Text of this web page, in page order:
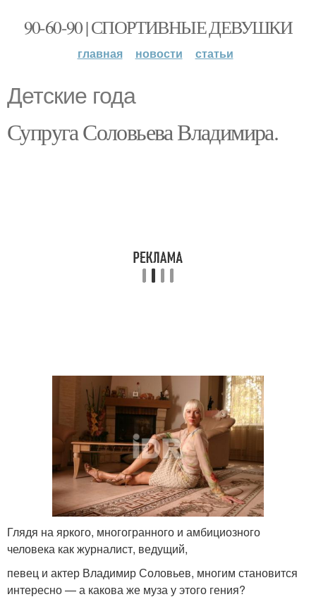
90-60-90 | СПОРТИВНЫЕ ДЕВУШКИ
главная новости статьи
Детские года
Супруга Соловьева Владимира.
Глядя на яркого, многогранного и амбициозного
человека как журналист, ведущий,
певец и актер Владимир Соловьев, многим становится
интересно — а какова же муза у этого гения?